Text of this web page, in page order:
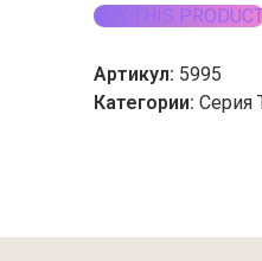
BUY THIS
Артикул: 5995
Категории: Серия